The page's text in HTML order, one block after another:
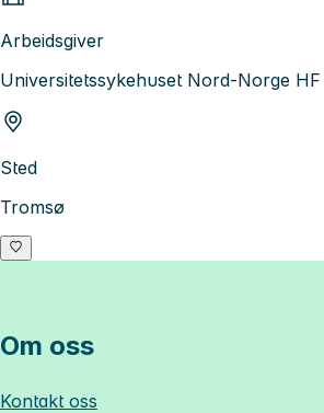
Arbeidsgiver
Universitetssykehuset Nord-Norge HF
Sted
Tromsø
Om oss
Kontakt oss